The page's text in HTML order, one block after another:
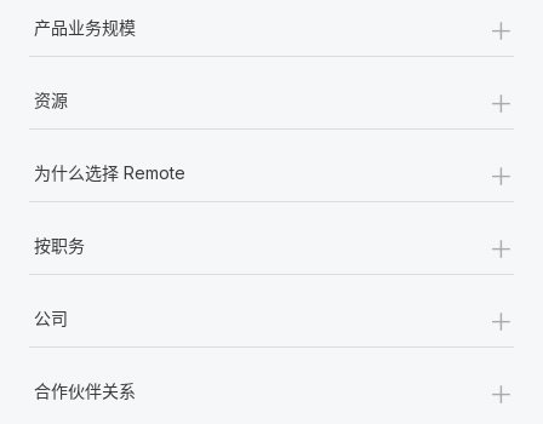
产品业务规模 +
资源 +
为什么选择 Remote +
按职务 +
公司 +
合作伙伴关系 +